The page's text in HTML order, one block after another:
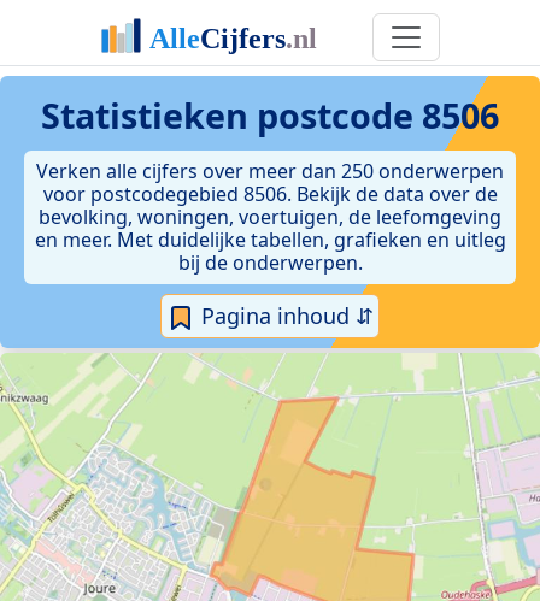
Statistieken postcode 8506
Verken alle cijfers over meer dan 250 onderwerpen
voor postcodegebied 8506. Bekijk de data over de
bevolking, woningen, voertuigen, de leefomgeving
en meer. Met duidelijke tabellen, grafieken en uitleg
bij de onderwerpen.
Pagina inhoud ⇵